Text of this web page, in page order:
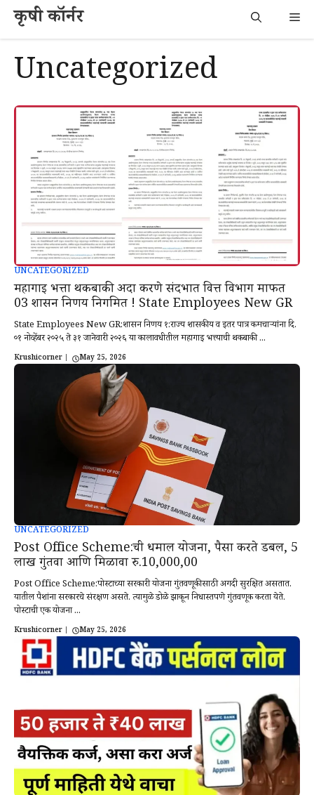
content
कृषी कॉर्नर
Uncategorized
UNCATEGORIZED
महागाई भत्ता थकबाकी अदा करणे संदर्भात वित्त विभाग मार्फत
03 शासन निर्णय निर्गमित ! State Employees New GR
State Employees New GR:शासन निर्णय १:राज्य शासकीय व इतर पात्र कर्मचाऱ्यांना दि.
०१ नोव्हेंबर २०२५ ते ३१ जानेवारी २०२६ या कालावधीतील महागाई भत्त्याची थकबाकी ...
Krushicorner | May 25, 2026
UNCATEGORIZED
Post Office Scheme:ची धमाल योजना, पैसा करते डबल, 5
लाख गुंतवा आणि मिळावा रु.10,000,00
Post Office Scheme:पोस्टाच्या सरकारी योजना गुंतवणूकीसाठी अगदी सुरक्षित असतात.
यातील पैशांना सरकारचे संरक्षण असते. त्यामुळे डोळे झाकून निर्धास्तपणे गुंतवणूक करता येते.
पोस्टाची एक योजना ...
Krushicorner May 25, 2026